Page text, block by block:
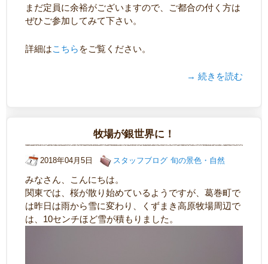
まだ定員に余裕がございますので、ご都合の付く方は
ぜひご参加してみて下さい。
詳細はこちら をご覧ください。
→ 続きを読む
牧場が銀世界に！
2018年04月5日 スタッフブログ 旬の景色・自然
みなさん、こんにちは。
関東では、桜が散り始めているようですが、葛巻町で
は昨日は雨から雪に変わり、くずまき高原牧場周辺で
は、10センチほど雪が積もりました。